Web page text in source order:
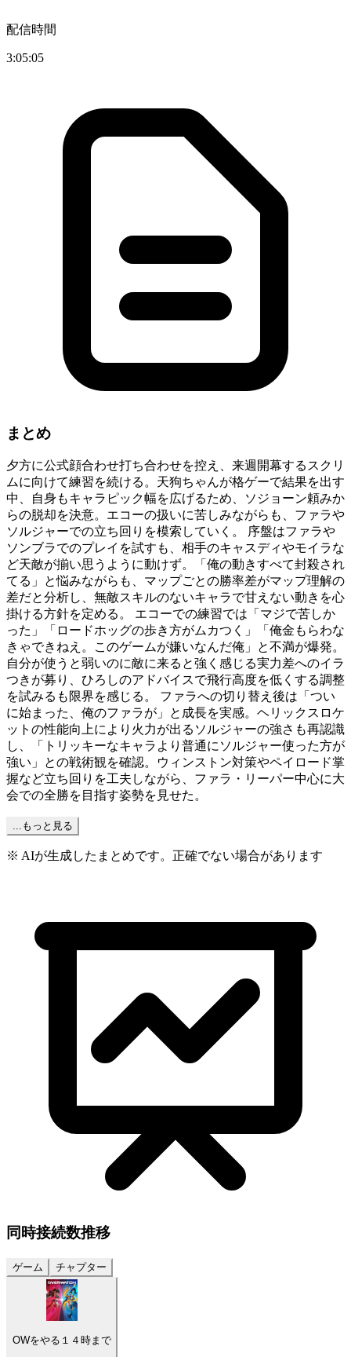
配信時間
3:05:05
まとめ
夕方に公式顔合わせ打ち合わせを控え、来週開幕するスクリ
ムに向けて練習を続ける。天狗ちゃんが格ゲーで結果を出す
中、自身もキャラピック幅を広げるため、ソジョーン頼みか
らの脱却を決意。エコーの扱いに苦しみながらも、ファラや
ソルジャーでの立ち回りを模索していく。 序盤はファラや
ソンブラでのプレイを試すも、相手のキャスディやモイラな
ど天敵が揃い思うように動けず。「俺の動きすべて封殺され
てる」と悩みながらも、マップごとの勝率差がマップ理解の
差だと分析し、無敵スキルのないキャラで甘えない動きを心
掛ける方針を定める。 エコーでの練習では「マジで苦しか
った」「ロードホッグの歩き方がムカつく」「俺金もらわな
きゃできねえ。このゲームが嫌いなんだ俺」と不満が爆発。
自分が使うと弱いのに敵に来ると強く感じる実力差へのイラ
つきが募り、ひろしのアドバイスで飛行高度を低くする調整
を試みるも限界を感じる。 ファラへの切り替え後は「つい
に始まった、俺のファラが」と成長を実感。ヘリックスロケ
ットの性能向上により火力が出るソルジャーの強さも再認識
し、「トリッキーなキャラより普通にソルジャー使った方が
強い」との戦術観を確認。ウィンストン対策やペイロード掌
握など立ち回りを工夫しながら、ファラ・リーパー中心に大
会での全勝を目指す姿勢を見せた。
...もっと見る
※ AIが生成したまとめです。正確でない場合があります
同時接続数推移
ゲーム チャプター
OWをやる１４時まで